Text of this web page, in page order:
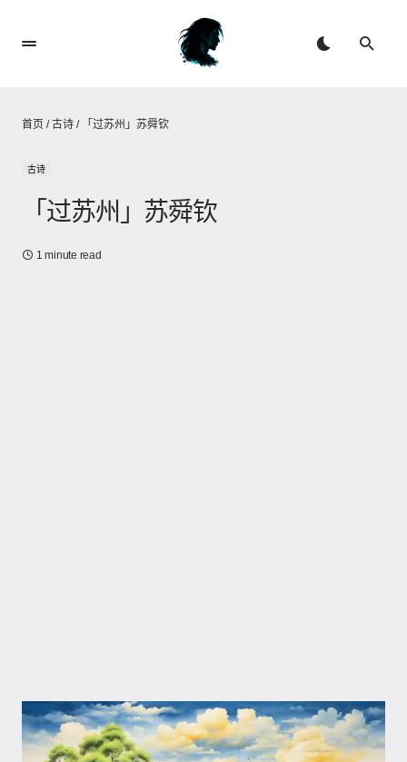
首页 /古诗 / 「过苏州」苏舜钦
古诗
「过苏州」苏舜钦
1 minute read